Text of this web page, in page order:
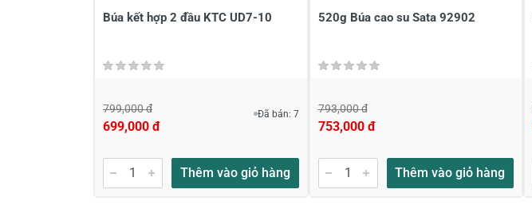
Búa kết hợp 2 đầu KTC UD7-10
799,000 đ
699,000 đ
Đã bán: 7
Thêm vào giỏ hàng
520g Búa cao su Sata 92902
793,000 đ
753,000 đ
Thêm vào giỏ hàng